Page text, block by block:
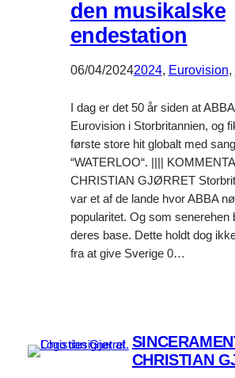
den musikalske
endestation
06/04/20242024, Eurovision,
I dag er det 50 år siden at
Eurovision i Storbritannien, og
første store hit globalt med
“WATERLOO“. ||||
CHRISTIAN GJØRRET
var et af de lande hvor ABBA
popularitet. Og som senerehen
deres base. Dette holdt dog
fra at give Sverige 0…
CHRISTIAN